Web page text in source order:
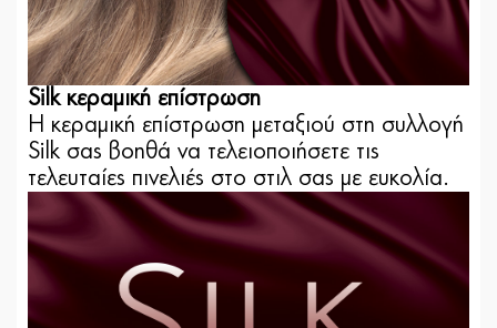
Silk κεραμική επίστρωση
Η κεραμική επίστρωση μεταξιού στη συλλογή
Silk σας βοηθά να τελειοποιήσετε τις
τελευταίες πινελιές στο στιλ σας με ευκολία.